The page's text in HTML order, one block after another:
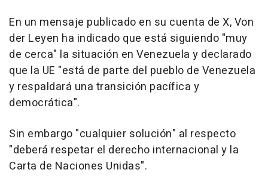
En un mensaje publicado en su cuenta de X, Von
der Leyen ha indicado que está siguiendo "muy
de cerca" la situación en Venezuela y declarado
que la UE "está de parte del pueblo de Venezuela
y respaldará una transición pacífica y
democrática".
Sin embargo "cualquier solución" al respecto
"deberá respetar el derecho internacional y la
Carta de Naciones Unidas".